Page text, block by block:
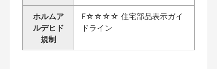
ホルムア
ルデヒド
規制
F☆☆☆☆ 住宅部品表示ガイ
ドライン